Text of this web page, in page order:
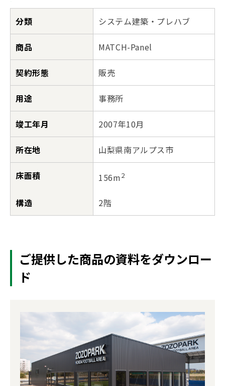
分類 システム建築・プレハブ
商品 MATCH-Panel
契約形態 販売
用途 事務所
竣工年月 2007年10月
所在地 山梨県南アルプス市
床面積 156m2
構造 2階
ご提供した商品の資料をダウンロー
ド